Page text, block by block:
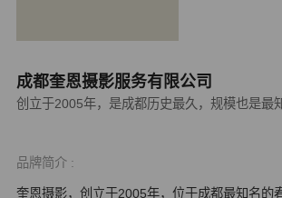
成都奎恩摄影服务有限公司
创立于2005年，是成都历史最久，规模也是最
品牌简介 :
奎恩摄影，创立于2005年，位于成都最知名的